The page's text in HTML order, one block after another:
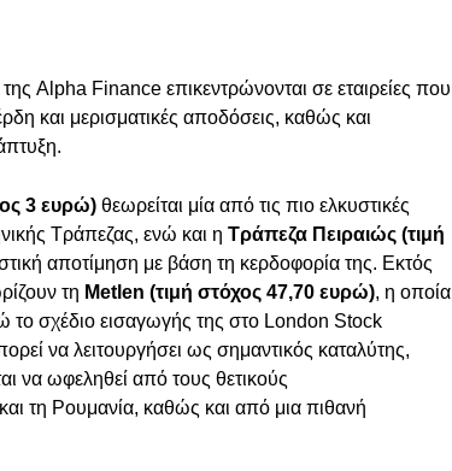
Alpha Finance επικεντρώνονται σε εταιρείες που
και μερισματικές αποδόσεις, καθώς και
3 ευρώ) θεωρείται μία από τις πιο ελκυστικές
Τράπεζας, ενώ και η Τράπεζα Πειραιώς (τιμή
αποτίμηση με βάση τη κερδοφορία της. Εκτός
τη Metlen (τιμή στόχος 47,70 ευρώ), η οποία
το σχέδιο εισαγωγής της στο London Stock
να λειτουργήσει ως σημαντικός καταλύτης,
να ωφεληθεί από τους θετικούς
τη Ρουμανία, καθώς και από μια πιθανή